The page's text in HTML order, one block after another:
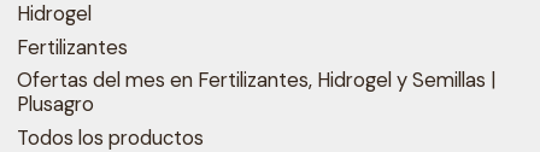
Hidrogel
Fertilizantes
Ofertas del mes en Fertilizantes, Hidrogel y Semillas |
Plusagro
Todos los productos